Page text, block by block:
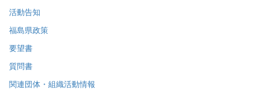
活動告知
福島県政策
要望書
質問書
関連団体・組織活動情報